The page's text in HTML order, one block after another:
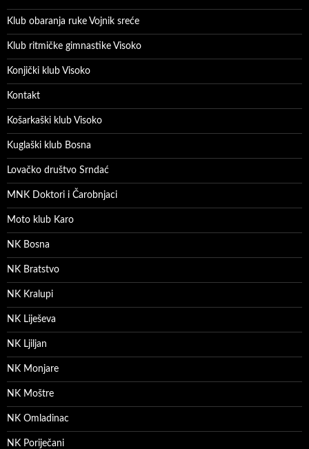
Klub obaranja ruke Vojnik sreće
Klub ritmičke gimnastike Visoko
Konjički klub Visoko
Kontakt
Košarkaški klub Visoko
Kuglaški klub Bosna
Lovačko društvo Srndać
MNK Doktori i Čarobnjaci
Moto klub Karo
NK Bosna
NK Bratstvo
NK Kralupi
NK Liješeva
NK Ljiljan
NK Monjare
NK Moštre
NK Omladinac
NK Poriječani